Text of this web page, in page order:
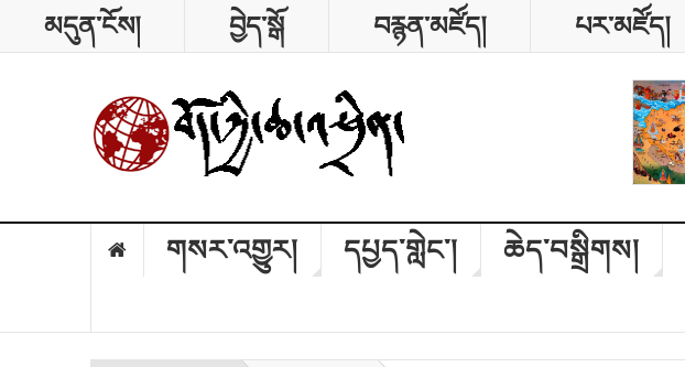
མདུན་ངོས། བྱེད་སྒོ བརྙན་མཛོད། པར་མཛོད།
གསར་འགྱུར། དཔྱད་གླེང༌། ཆེད་བསྒྲིགས།